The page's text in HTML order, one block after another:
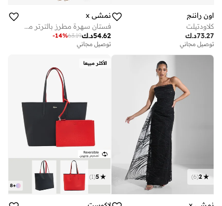
اون راننج
كلاودتيلت
د.ك73.27
توصيل مجاني
نمشي x
فستان سهرة مطرز بالترتر مع كاب
د.ك54.62
63.19
-14%
توصيل مجاني
2
(
6
)
الأكثر مبيعا
+
8
5
(
1
)